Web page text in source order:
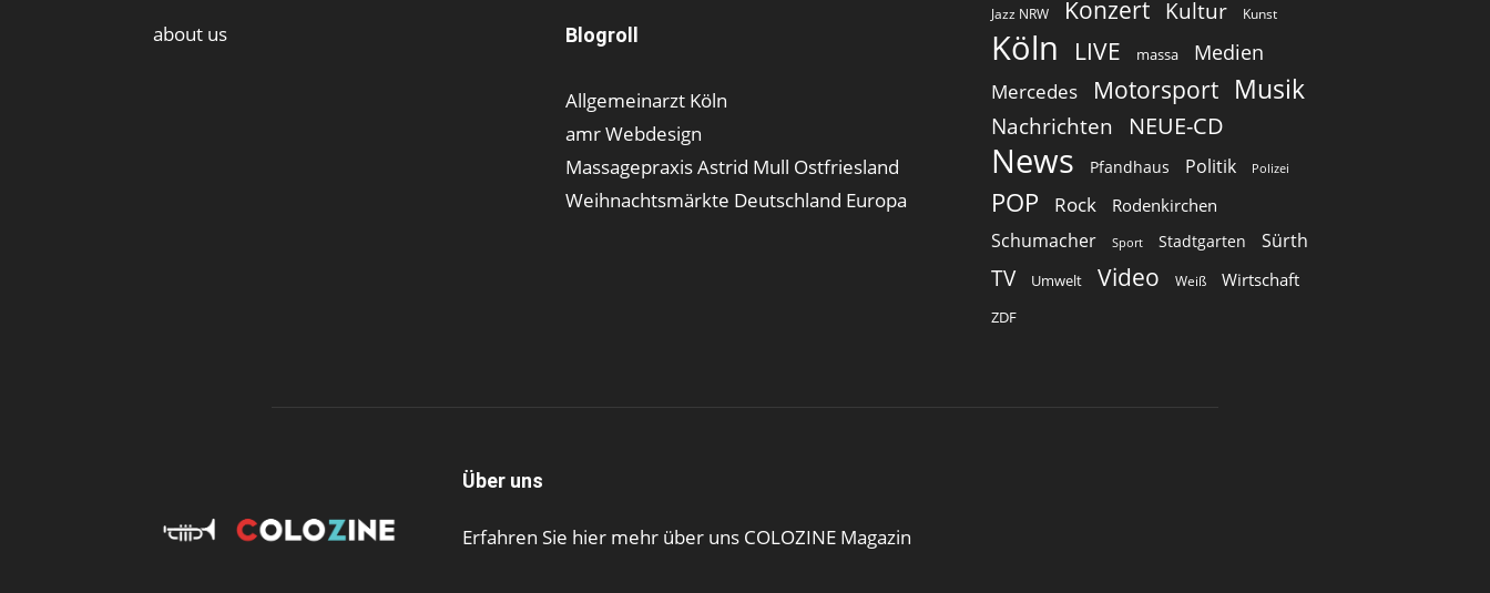
about us
Blogroll
Allgemeinarzt Köln
amr Webdesign
Massagepraxis Astrid Mull Ostfriesland
Weihnachtsmärkte Deutschland Europa
Jazz NRW Konzert Kultur Kunst
Köln LIVE massa Medien
Mercedes Motorsport Musik
Nachrichten NEUE-CD
News Pfandhaus Politik Polizei
POP Rock Rodenkirchen
Schumacher Sport Stadtgarten Sürth
TV Umwelt Video Weiß Wirtschaft
ZDF
Über uns
Erfahren Sie hier mehr über uns COLOZINE Magazin